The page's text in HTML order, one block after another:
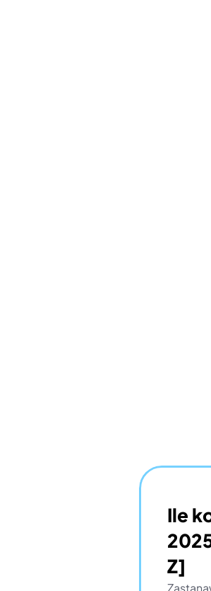
Ile
Z]